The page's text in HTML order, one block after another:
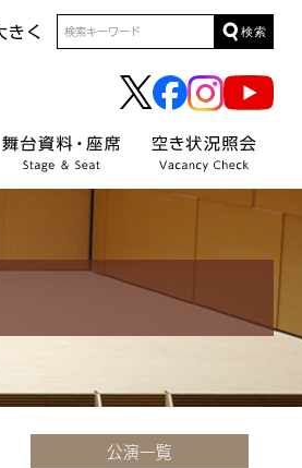
検索
公演一覧